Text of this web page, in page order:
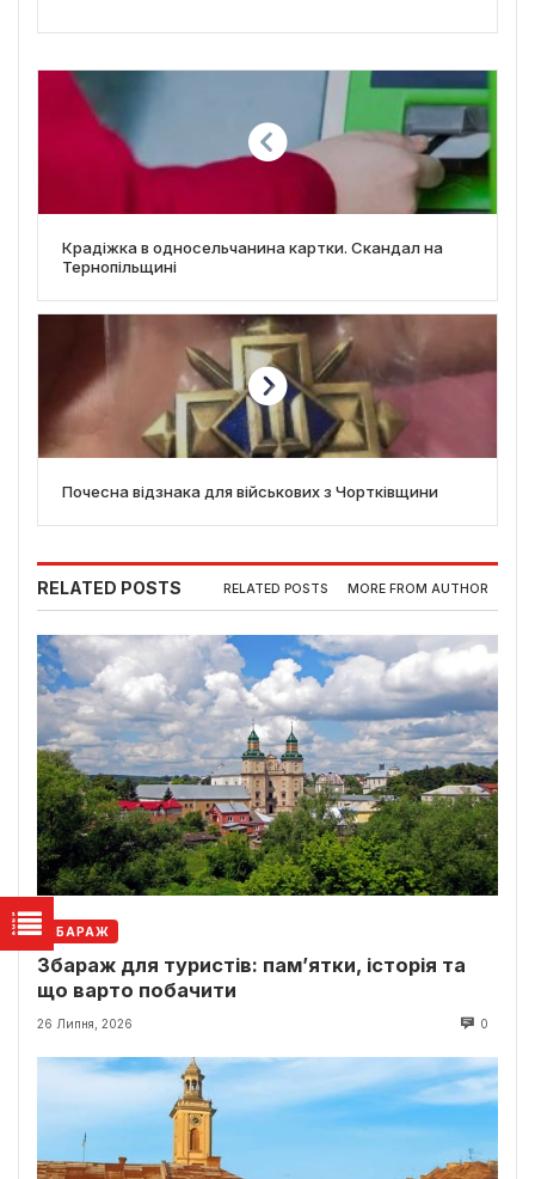
Крадіжка в односельчанина картки. Скандал на
Тернопільщині
Почесна відзнака для військових з Чортківщини
RELATED POSTS RELATED POSTS MORE FROM AUTHOR
ЗБАРАЖ
Збараж для туристів: пам’ятки, історія та
що варто побачити
26 Липня, 2026 0